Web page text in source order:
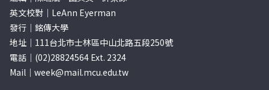
英文校對｜LeAnn Eyerman
發行｜銘傳大學
地址｜111台北市士林區中山北路五段250號
電話｜(02)28824564 Ext. 2324
Mail｜ week@mail.mcu.edu.tw